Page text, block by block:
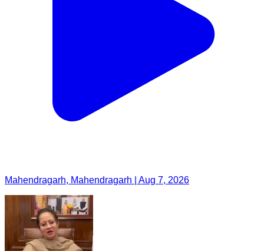
Mahendragarh, Mahendragarh | Aug 7, 2026